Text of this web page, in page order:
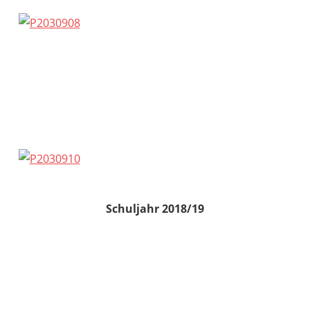
Schuljahr 2018/19